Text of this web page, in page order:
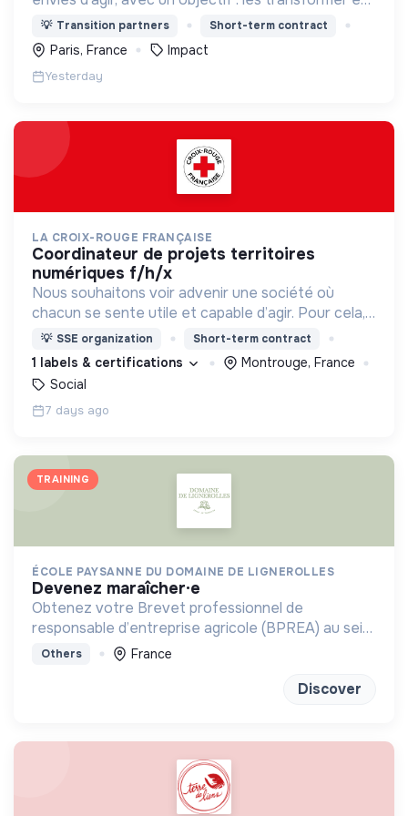
actions utiles et efficaces pour construire une
société plus digne et plus juste.
💡 Transition partners Short-term contract
Paris, France Impact
Yesterday
LA CROIX-ROUGE FRANÇAISE
coordinateur de projets territoires
numériques f/h/x
Nous souhaitons voir advenir une société où
chacun se sente utile et capable d’agir. Pour cela,
nous proposons des moyens et des lieux
d’engagement innovants et adaptés à tous.
💡 SSE organization Short-term contract
1 labels & certifications
Montrouge, France
Social
7 days ago
TRAINING
ÉCOLE PAYSANNE DU DOMAINE DE LIGNEROLLES
devenez maraîcher·e
Obtenez votre Brevet professionnel de
responsable d’entreprise agricole (BPREA) au sein
d'une ferme en maraîchage bio-intensive
Others France
Discover